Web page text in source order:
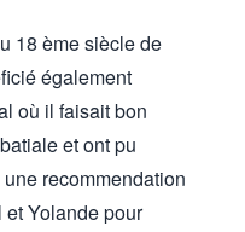
18 ème siècle de
également
où il faisait bon
et ont pu
recommendation
Yolande pour